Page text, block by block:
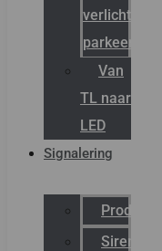
verlichting
Van
TL naar
LED
Signalering
Sirena